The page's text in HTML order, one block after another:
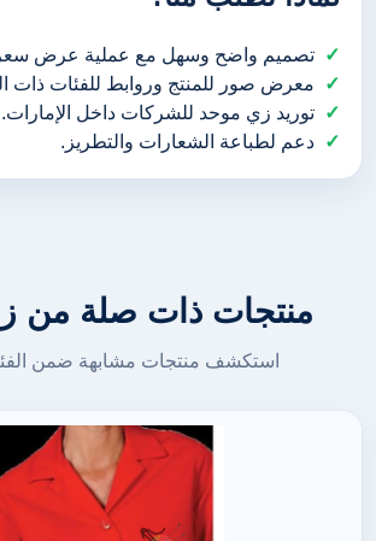
تصميم واضح وسهل مع عملية عرض
معرض صور للمنتج وروابط للفئات ذات
توريد زي موحد للشركات داخل الإمارات.
دعم لطباعة الشعارات والتطريز.
منتجات ذات صلة من
استكشف منتجات مشابهة ضمن